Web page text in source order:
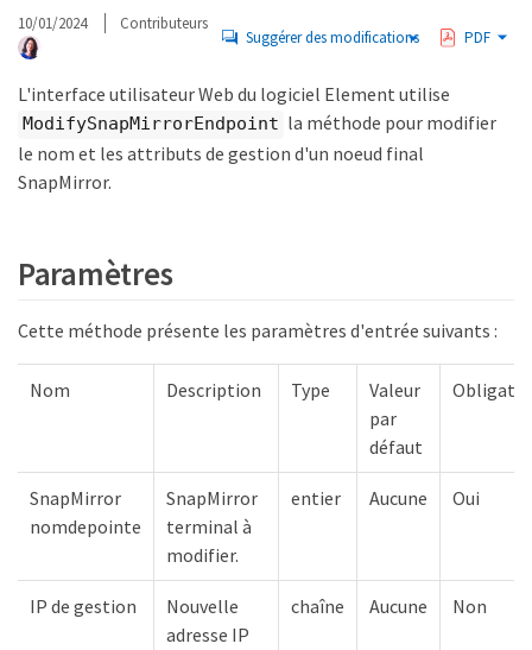
10/01/2024 Contributeurs
Suggérer des modifications PDF
L'interface utilisateur Web du logiciel Element utilise
ModifySnapMirrorEndpoint la méthode pour modifier
le nom et les attributs de gestion d'un noeud final
SnapMirror.
Paramètres
Cette méthode présente les paramètres d'entrée suivants :
Nom Description Type
Valeur
par
défaut
SnapMirror
nomdepointe
SnapMirror
terminal à
modifier.
entier Aucune Oui
IP de gestion
Nouvelle
adresse IP
chaîne Aucune Non